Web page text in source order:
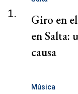
1.
Giro en
en Salta:
causa
Música